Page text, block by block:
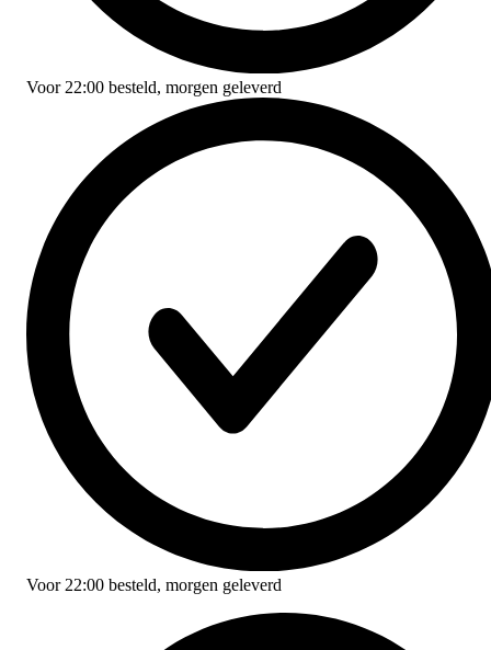
Voor 22:00 besteld, morgen geleverd
Voor 22:00 besteld, morgen geleverd